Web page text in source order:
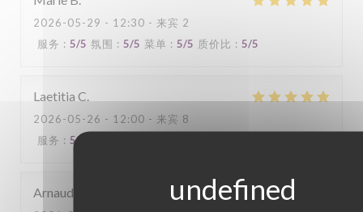
2026-05-29 - 12:30 - 来宾 2
服务 : 5/5 氛围 : 5/5 菜单 : 5/5 质价比 : 5/5
Laetitia C
2026-05-26 - 12:00 - 来宾 8
服务 : 5/5
Arnaud